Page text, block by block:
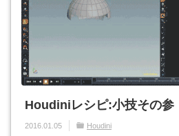
Houdiniレシピ:小技その参
2016.01.05 Houdini